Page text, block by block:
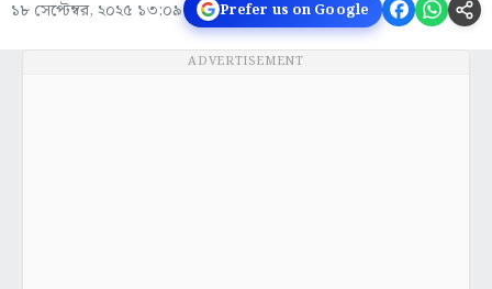
১৮ সেপ্টেম্বর, ২০২৫ ১৩:০৯ Prefer us on Google
ADVERTISEMENT